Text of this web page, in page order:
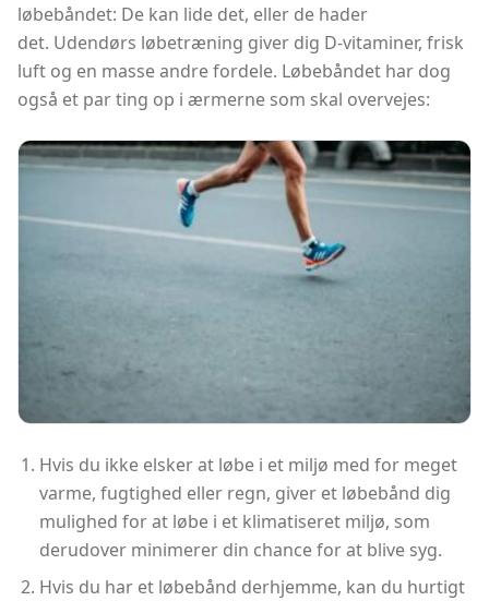
løbebåndet: De kan lide det, eller de hader
det. Udendørs løbetræning giver dig D-vitaminer, frisk
luft og en masse andre fordele. Løbebåndet har dog
også et par ting op i ærmerne som skal overvejes:
Hvis du ikke elsker at løbe i et miljø med for meget
varme, fugtighed eller regn, giver et løbebånd dig
mulighed for at løbe i et klimatiseret miljø, som
derudover minimerer din chance for at blive syg.
Hvis du har et løbebånd derhjemme, kan du hurtigt